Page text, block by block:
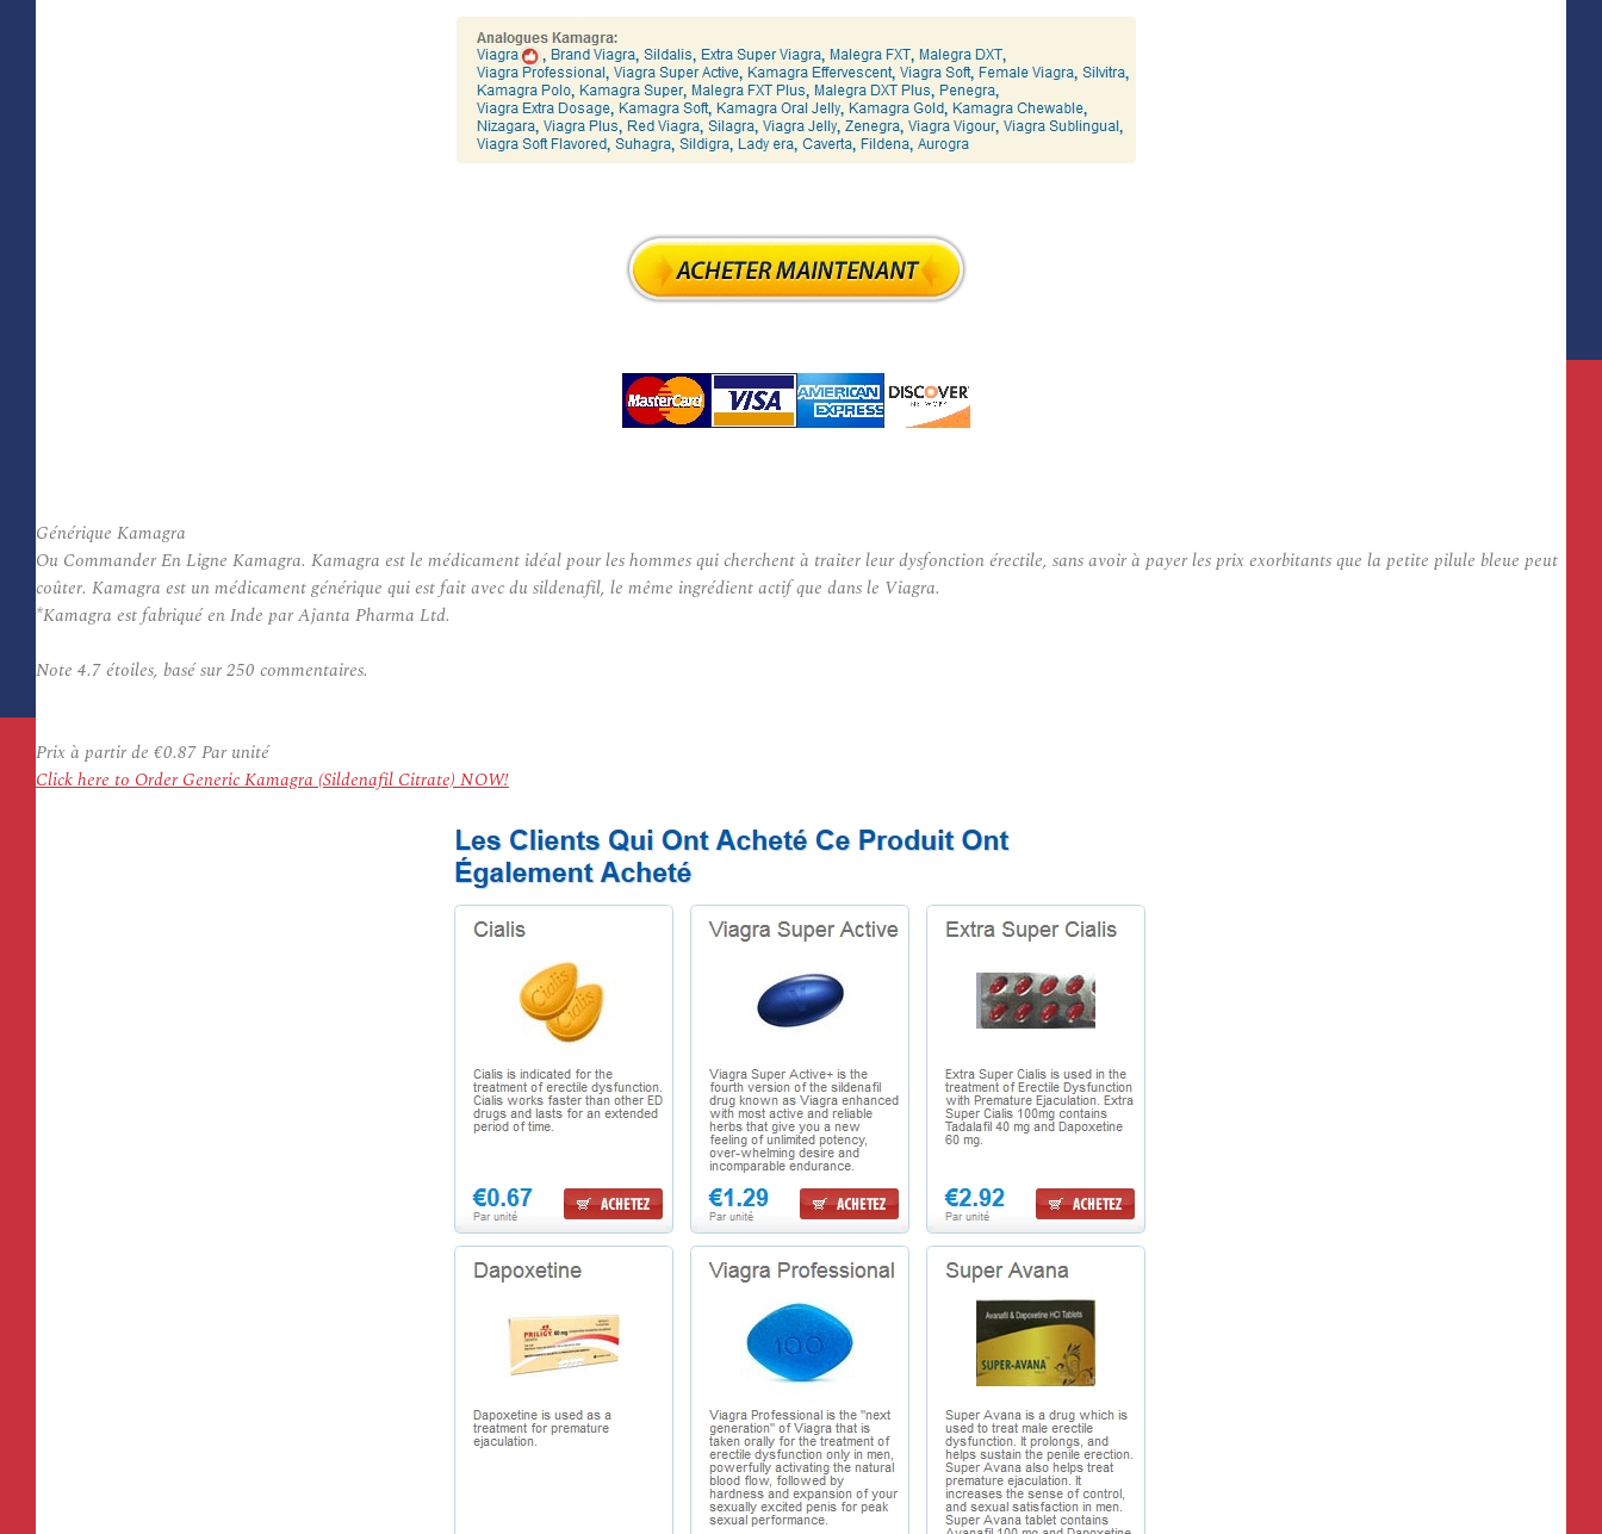
Générique Kamagra
Ou Commander En Ligne Kamagra. Kamagra est le médicament idéal pour les hommes qui cherchent à traiter leur dysfonction érectile, sans avoir à payer les prix exorbitants que la petite pilule bleue peut
coûter. Kamagra est un médicament générique qui est fait avec du sildenafil, le même ingrédient actif que dans le Viagra.
*Kamagra est fabriqué en Inde par Ajanta Pharma Ltd.
Note 4.7étoiles, basé sur250 commentaires.
Prix à partir de €0.87Par unité
Click here to Order Generic Kamagra (Sildenafil Citrate) NOW!